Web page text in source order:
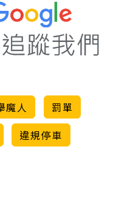
魔人
罰單
違規停車